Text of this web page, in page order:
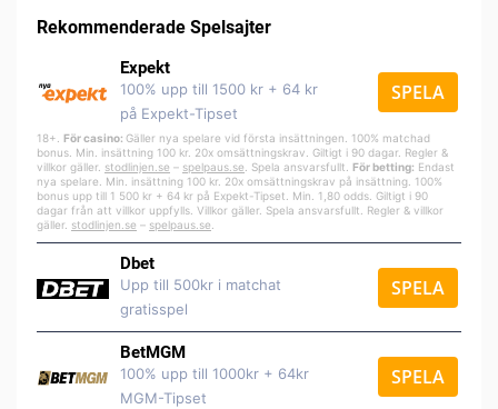
Rekommenderade Spelsajter
Expekt
100% upp till 1500 kr + 64 kr
på Expekt-Tipset
SPELA
18+. För casino: Gäller nya spelare vid första insättningen. 100% matchad
bonus. Min. insättning 100 kr. 20x omsättningskrav. Giltigt i 90 dagar. Regler &
villkor gäller. stodlinjen.se – spelpaus.se . Spela ansvarsfullt. För betting: Endast
nya spelare. Min. insättning 100 kr. 20x omsättningskrav på insättning. 100%
bonus upp till 1 500 kr + 64 kr på Expekt-Tipset. Min. 1,80 odds. Giltigt i 90
dagar från att villkor uppfylls. Villkor gäller. Spela ansvarsfullt. Regler & villkor
gäller. stodlinjen.se – spelpaus.se
Dbet
Upp till 500kr i matchat
gratisspel
SPELA
BetMGM
100% upp till 1000kr + 64kr
MGM-Tipset
SPELA